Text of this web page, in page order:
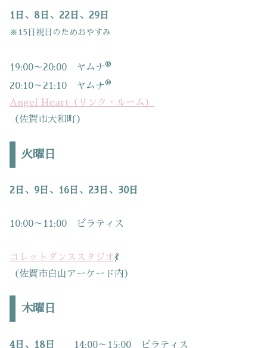
1日、8日、22日、29日
※15 日祝日 のためおやすみ
19:00～20:00 ヤムナ®
20:10～21:10 ヤムナ®
Angel Heart（リンク・ルーム）
（佐賀市大和町）
火曜日
2日、9日、16日、23日、30日
10:00～11:00 ピラティス
コレットダンススタジオ💃
（佐賀市白山アーケード内）
木曜日
4日、18日 14:00～15:00 ピラティス